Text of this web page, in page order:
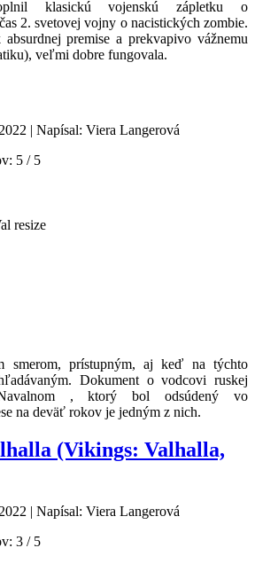
klasickú vojenskú zápletku o
2. svetovej vojny o nacistických zombie.
premise a prekvapivo vážnemu
veľmi dobre fungovala.
| Napísal: Viera Langerová
5 / 5
smerom, prístupným, aj keď na týchto
Dokument o vodcovi ruskej
, ktorý bol odsúdený vo
na deväť rokov je jedným z nich.
(Vikings: Valhalla,
| Napísal: Viera Langerová
3 / 5